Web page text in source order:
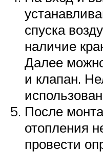
спуска
наличие
Далее
и клапан.
После
отопления
провести